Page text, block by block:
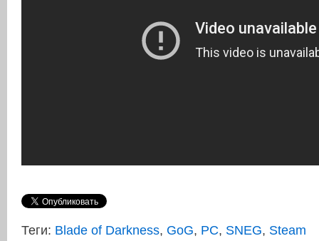
Теги: Blade of Darkness, GoG, PC, SNEG, Steam